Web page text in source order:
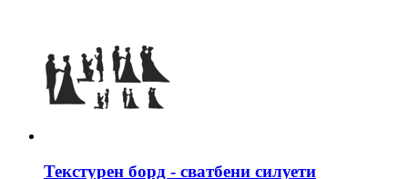
Текстурен борд - сватбени силуети